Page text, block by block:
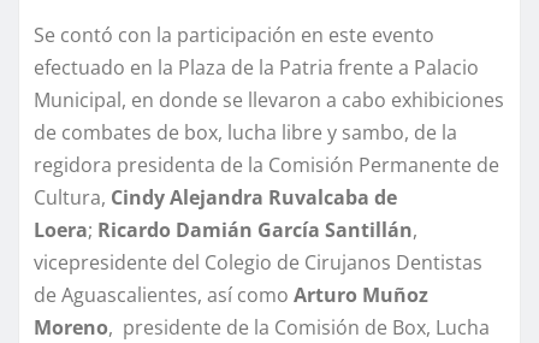
Se contó con la participación en este evento
efectuado en la Plaza de la Patria frente a Palacio
Municipal, en donde se llevaron a cabo exhibiciones
de combates de box, lucha libre y sambo, de la
regidora presidenta de la Comisión Permanente de
Cultura, Cindy Alejandra Ruvalcaba de
Loera; Ricardo Damián García Santillán,
vicepresidente del Colegio de Cirujanos Dentistas
de Aguascalientes, así como Arturo Muñoz
Moreno, presidente de la Comisión de Box, Lucha